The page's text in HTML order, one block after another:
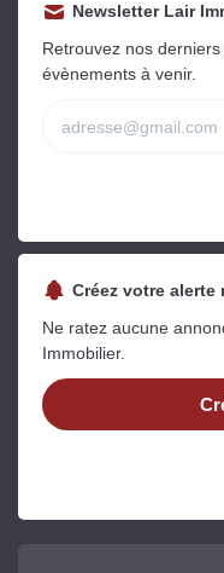
Newsletter Lair
Retrouvez nos
évènements à venir.
Créez votre alerte
Ne ratez aucune
Immobilier.